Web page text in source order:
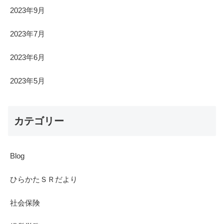
2023年9月
2023年7月
2023年6月
2023年5月
カテゴリー
Blog
ひらかたＳＲだより
社会保険